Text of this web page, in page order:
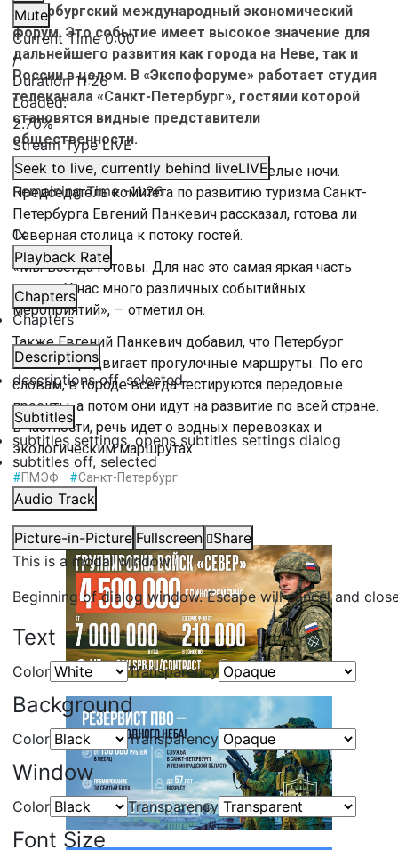
Mute
Current Time0:00
/
Duration11:26
Loaded:
2.70%
Stream TypeLIVE
Seek to live, currently behind liveLIVE
Remaining Time-11:26
1x
Playback Rate
Chapters
Chapters
Descriptions
descriptions off, selected
Subtitles
subtitles settings, opens subtitles settings dialog
subtitles off, selected
Audio Track
Picture-in-Picture Fullscreen
Share
This is a modal window.
Beginning of dialog window. Escape will cancel and
Text
Color Transparency
Background
Color Transparency
Window
Color Transparency
Font Size
Петербургский международный экономический
форум. Это событие имеет высокое значение для
дальнейшего развития как города на Неве, так и
России в целом. В «Экспофоруме» работает студия
телеканала «Санкт-Петербург», гостями которой
становятся видные представители
общественности.
Сейчас пик туристического сезона — белые ночи.
Председатель комитета по развитию туризма Санкт-
Петербурга Евгений Панкевич рассказал, готова ли
Северная столица к потоку гостей.
«Мы всегда готовы. Для нас это самая яркая часть
сезона. У нас много различных событийных
мероприятий», — отметил он.
Также Евгений Панкевич добавил, что Петербург
активно продвигает прогулочные маршруты. По его
словам, в городе всегда тестируются передовые
проекты, а потом они идут на развитие по всей стране.
В частности, речь идет о водных перевозках и
экологическим маршрутах.
#ПМЭФ #Санкт-Петербург